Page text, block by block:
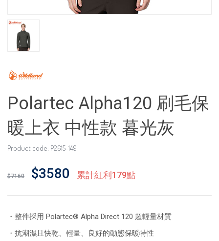
Polartec Alpha120 刷毛保
暖上衣 中性款 暮光灰
Product code: P2615-149
$7160 $3580 累計紅利179點
・整件採用 Polartec® Alpha Direct 120 超輕量材質
・抗潮濕且快乾、輕量、良好的動態保暖特性